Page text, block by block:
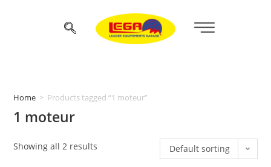
Home > Products tagged “1 moteur”
1 moteur
Showing all 2 results Default sorting